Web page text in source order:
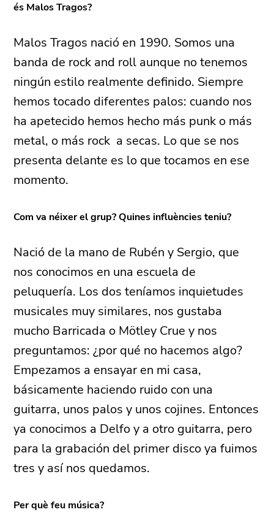
és Malos Tragos?
Malos Tragos nació en 1990. Somos una
banda de rock and roll aunque no tenemos
ningún estilo realmente definido. Siempre
hemos tocado diferentes palos: cuando nos
ha apetecido hemos hecho más punk o más
metal, o más rock a secas. Lo que se nos
presenta delante es lo que tocamos en ese
momento.
Com va néixer el grup? Quines influències teniu?
Nació de la mano de Rubén y Sergio, que
nos conocimos en una escuela de
peluquería. Los dos teníamos inquietudes
musicales muy similares, nos gustaba
mucho Barricada o Mötley Crue y nos
preguntamos: ¿por qué no hacemos algo?
Empezamos a ensayar en mi casa,
básicamente haciendo ruido con una
guitarra, unos palos y unos cojines. Entonces
ya conocimos a Delfo y a otro guitarra, pero
para la grabación del primer disco ya fuimos
tres y así nos quedamos.
Per què feu música?